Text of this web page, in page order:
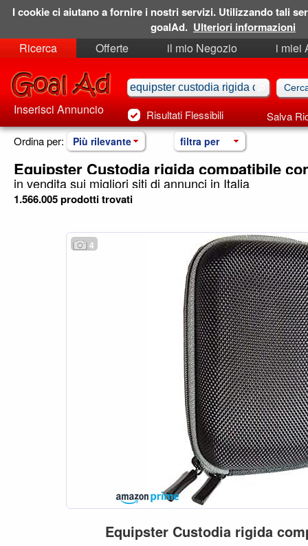
Ricerca Offerte il mio Negozio
i miei
Risultati Flessibili Salva
Inserisci Annuncio
Ordina per: Più rilevante filtra per
Equipster Custodia rigida compatibile
in vendita sui migliori siti di annunci in Italia
1.566.005 prodotti trovati
4
Equipster Custodia rigida
I cookie ci aiutano a fornire i nostri servizi. Utilizzando tali
goalAd. Ulteriori informazioni